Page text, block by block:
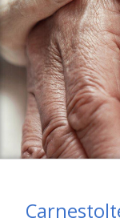
Centres
Ajuts
Contacte
Blog